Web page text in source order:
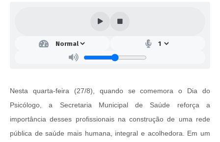
Nesta quarta-feira (27/8), quando se comemora o Dia do
Psicólogo, a Secretaria Municipal de Saúde reforça a
importância desses profissionais na construção de uma rede
pública de saúde mais humana, integral e acolhedora. Em um